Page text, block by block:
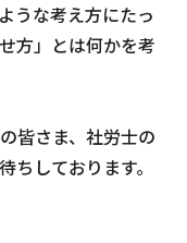
うな考え方にたっ
方」とは何かを考
皆さま、社労士の
ちしております。